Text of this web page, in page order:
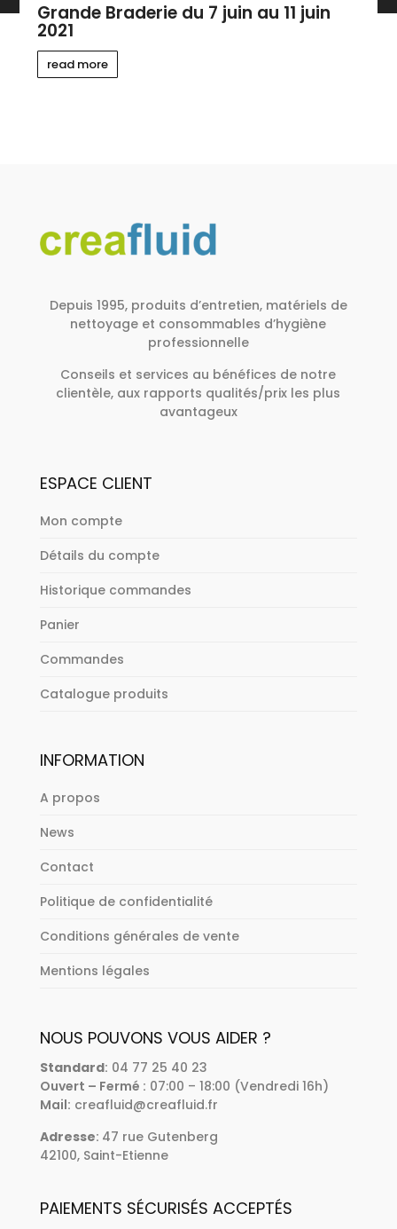
Grande Braderie du 7 juin au 11 juin
2021
read more
Depuis 1995, produits d’entretien, matériels de
nettoyage et consommables d’hygiène
professionnelle
Conseils et services au bénéfices de notre
clientèle, aux rapports qualités/prix les plus
avantageux
ESPACE CLIENT
Mon compte
Détails du compte
Historique commandes
Panier
Commandes
Catalogue produits
INFORMATION
A propos
News
Contact
Politique de confidentialité
Conditions générales de vente
Mentions légales
NOUS POUVONS VOUS AIDER ?
Standard: 04 77 25 40 23
Ouvert – Fermé : 07:00 – 18:00 (Vendredi 16h)
Mail: creafluid@creafluid.fr
Adresse: 47 rue Gutenberg
42100, Saint-Etienne
PAIEMENTS SÉCURISÉS ACCEPTÉS